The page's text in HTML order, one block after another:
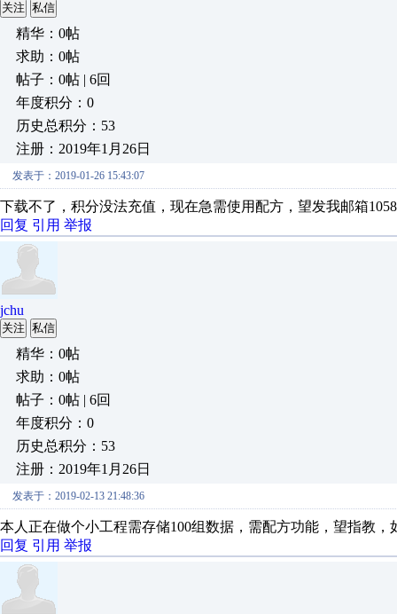
关注 私信
精华：0帖
求助：0帖
帖子：0帖 | 6回
年度积分：0
历史总积分：53
注册：2019年1月26日
发表于：2019-01-26 15:43:07
下载不了，积分没法充值，现在急需使用配方，望发我邮箱
回复 引用 举报
jchu
关注 私信
精华：0帖
求助：0帖
帖子：0帖 | 6回
年度积分：0
历史总积分：53
注册：2019年1月26日
发表于：2019-02-13 21:48:36
本人正在做个小工程需存储100组数据，需配方功能，望指教，
回复 引用 举报